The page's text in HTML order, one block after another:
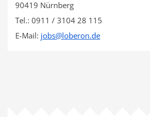
90419 Nürnberg
Tel.: 0911 / 3104 28 115
E-Mail: jobs@loberon.de